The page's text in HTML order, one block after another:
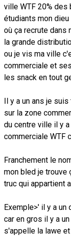
ville WTF 20%
étudiants mon
où ça recrute
la grande
ou je vis ma ville
commerciale et
les snack en tout
Il y a un ans je
sur la zone
du centre ville il y
commerciale WTF
Franchement le
mon bled je trouve
truc qui appartient
Exemple>' il y a
car en gros il y a
s'appelle la lawe